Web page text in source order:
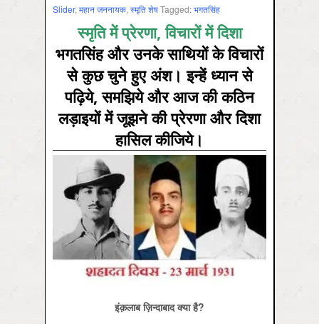
Slider, महान जननायक, स्‍मृति शेषTagged:भगतसिंह
स्मृति में प्रेरणा, विचारों में दिशा
भगतसिंह और उनके साथियों के विचारों
से कुछ चुने हुए अंश। इन्हें ध्यान से
पढ़ि‍ये, समझिये और आज कीकठि‍न
लड़ाइयों में जूझने की प्रेरणा और दिशा
हासिल कीजिये।
इंक़लाब ज़िन्दाबाद क्या है?